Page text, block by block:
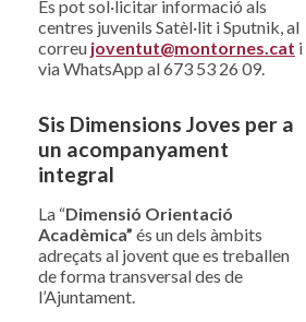
Es pot sol·licitar informació als
centres juvenils Satèl·lit i Sputnik, al
correu joventut@montornes.cat i
via WhatsApp al 673 53 26 09.
Sis Dimensions Joves per a
un acompanyament
integral
La “Dimensió Orientació
Acadèmica” és un dels àmbits
adreçats al jovent que es treballen
de forma transversal des de
l’Ajuntament.